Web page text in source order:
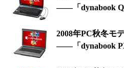
――「dynabook
2008年PC秋冬モ
――「dynabook